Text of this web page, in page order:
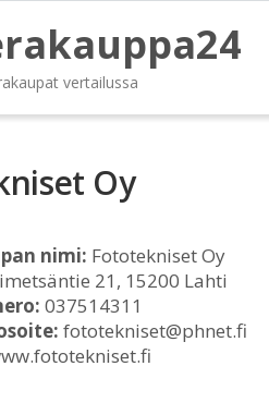
vertailussa
Oy
nimi: Fototekniset Oy
21, 15200 Lahti
037514311
fototekniset@phnet.fi